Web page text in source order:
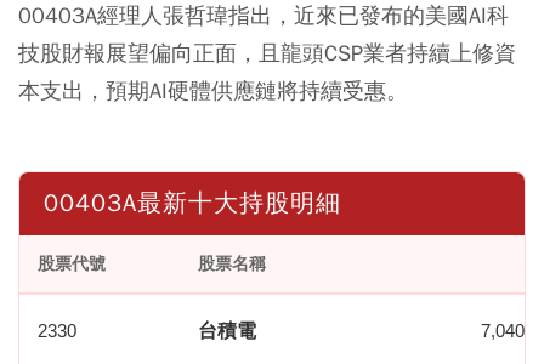
00403A經理人張哲瑋指出，近來已發布的美國AI科
技股財報展望偏向正面，且龍頭CSP業者持續上修資
本支出，預期AI硬體供應鏈將持續受惠。
00403A最新十大持股明細
股票代號 股票名稱
2330 台積電